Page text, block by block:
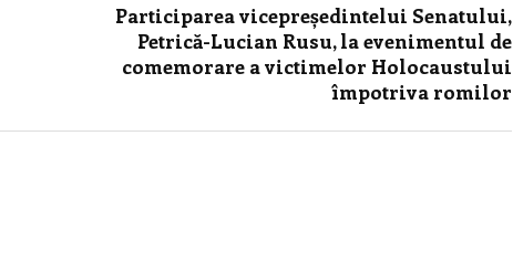
Participarea vicepreședintelui Senatului,
Petrică-Lucian Rusu, la evenimentul de
comemorare a victimelor Holocaustului
împotriva romilor